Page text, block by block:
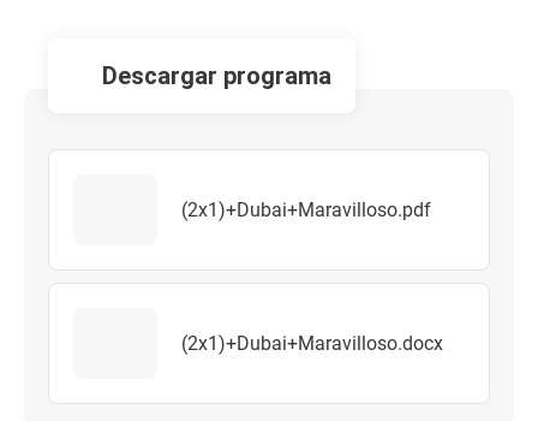
descargar programa
(2x1)+Dubai+Maravilloso.pdf
(2x1)+Dubai+Maravilloso.docx